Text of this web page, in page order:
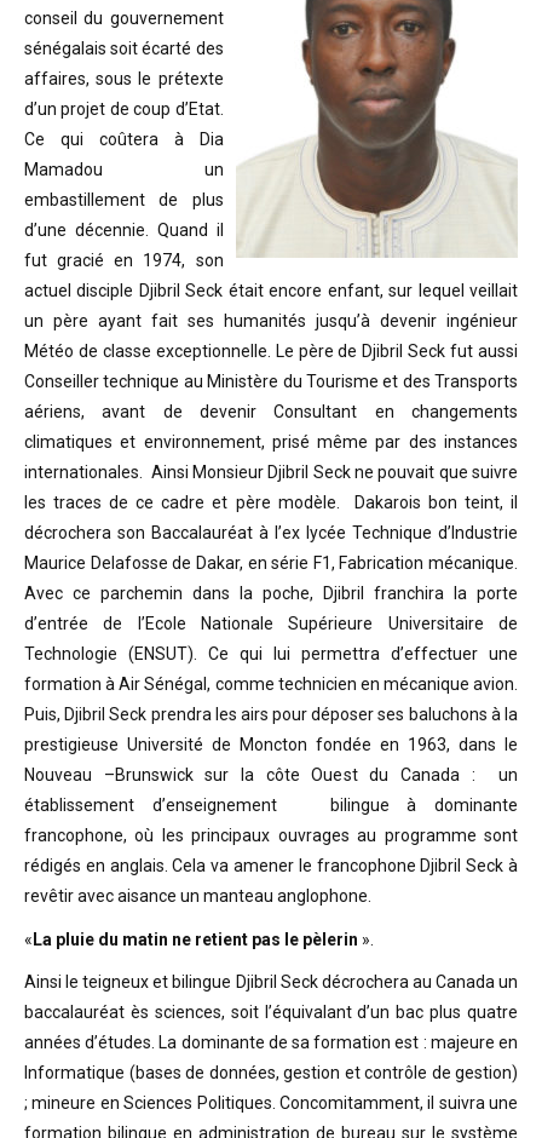
conseil du gouvernement
sénégalais soit écarté des
affaires, sous le prétexte
d’un projet de coup d’Etat.
Ce qui coûtera à Dia
Mamadou un
embastillement de plus
d’une décennie. Quand il
fut gracié en 1974, son
actuel disciple Djibril Seck était encore enfant, sur lequel veillait
un père ayant fait ses humanités jusqu’à devenir ingénieur
Météo de classe exceptionnelle. Le père de Djibril Seck fut aussi
Conseiller technique au Ministère du Tourisme et des Transports
aériens, avant de devenir Consultant en changements
climatiques et environnement, prisé même par des instances
internationales. Ainsi Monsieur Djibril Seck ne pouvait que suivre
les traces de ce cadre et père modèle. Dakarois bon teint, il
décrochera son Baccalauréat à l’ex lycée Technique d’Industrie
Maurice Delafosse de Dakar, en série F1, Fabrication mécanique.
Avec ce parchemin dans la poche, Djibril franchira la porte
d’entrée de l’Ecole Nationale Supérieure Universitaire de
Technologie (ENSUT). Ce qui lui permettra d’effectuer une
formation à Air Sénégal, comme technicien en mécanique avion.
Puis, Djibril Seck prendra les airs pour déposer ses baluchons à la
prestigieuse Université de Moncton fondée en 1963, dans le
Nouveau –Brunswick sur la côte Ouest du Canada : un
établissement d’enseignement bilingue à dominante
francophone, où les principaux ouvrages au programme sont
rédigés en anglais. Cela va amener le francophone Djibril Seck à
revêtir avec aisance un manteau anglophone.
«La pluie du matin ne retient pas le pèlerin ».
Ainsi le teigneux et bilingue Djibril Seck décrochera au Canada un
baccalauréat ès sciences, soit l’équivalant d’un bac plus quatre
années d’études. La dominante de sa formation est : majeure en
Informatique (bases de données, gestion et contrôle de gestion)
; mineure en Sciences Politiques. Concomitamment, il suivra une
formation bilingue en administration de bureau sur le système